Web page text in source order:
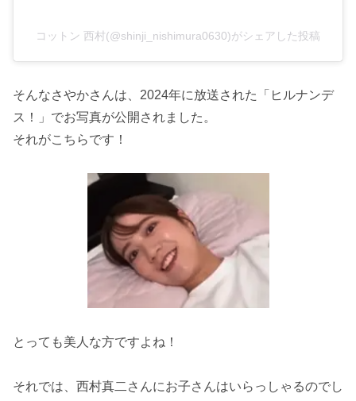
コットン 西村(@shinji_nishimura0630)がシェアした投稿
そんなさやかさんは、2024年に放送された「ヒルナンデ
ス！」でお写真が公開されました。
それがこちらです！
とっても美人な方ですよね！
それでは、西村真二さんにお子さんはいらっしゃるのでし